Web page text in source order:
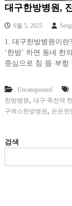
대구한방병원,
6월 5, 2025
1. 대구한방병원이
‘한방’ 하면 동네 한
중심으로 침·뜸·부
Uncategorized
한방병원 , 대구 죽전역
구에스한방병원 , 든든한
검색